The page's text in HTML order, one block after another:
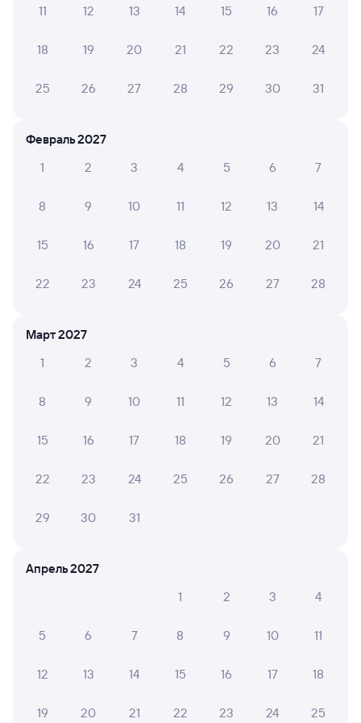
Купить жд билеты до Пристени
Мы используем cookies для более удобной работы
11 12 13 14 15 16 17
18 19 20 21 22 23 24
25 26 27 28 29 30 31
Февраль 2027
1
2 3 4 5 6 7
8 9 10 11 12 13 14
15 16 17 18 19 20 21
22 23 24 25 26 27 28
Март 2027
1
2 3 4 5 6 7
8 9 10 11 12 13 14
15 16 17 18 19 20 21
22 23 24 25 26 27 28
29 30 31
Апрель 2027
1
2 3 4
5 6 7 8 9 10 11
12 13 14 15 16 17 18
19 20 21 22 23 24 25